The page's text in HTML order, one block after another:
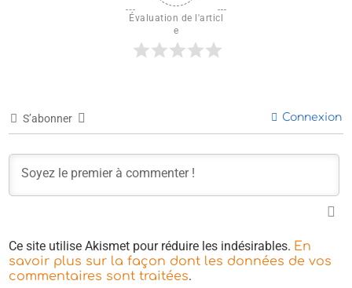
Évaluation de l'articl
e
S’abonner Connexion
Ce site utilise Akismet pour réduire les indésirables. En
savoir plus sur la façon dont les données de vos
commentaires sont traitées.